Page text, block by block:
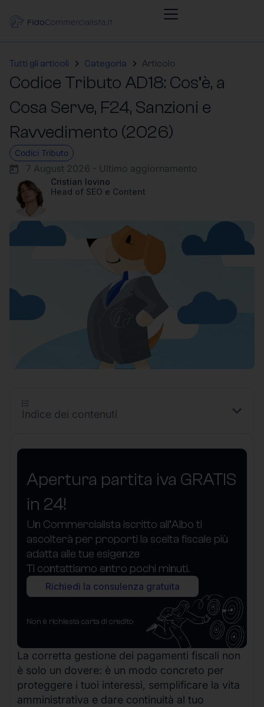
Tutti gli articoli Categoria Articolo
Codice Tributo AD18: Cos’è, a
Cosa Serve, F24, Sanzioni e
Ravvedimento (2026)
Codici Tributo
7 August 2026 - Ultimo aggiornamento
Cristian Iovino
Head of SEO e Content
Apertura partita iva GRATIS
in 24!
Un Commercialista iscritto all’Albo ti
ascolterà per proporti la scelta fiscale più
adatta alle tue esigenze
Ti contattiamo entro pochi minuti.
Richiedi la consulenza gratuita
Non è richiesta carta di credito
La corretta gestione dei pagamenti fiscali non
è solo un dovere: è un modo concreto per
proteggere i tuoi interessi, semplificare la vita
amministrativa e dare continuità al tuo
Indice dei contenuti